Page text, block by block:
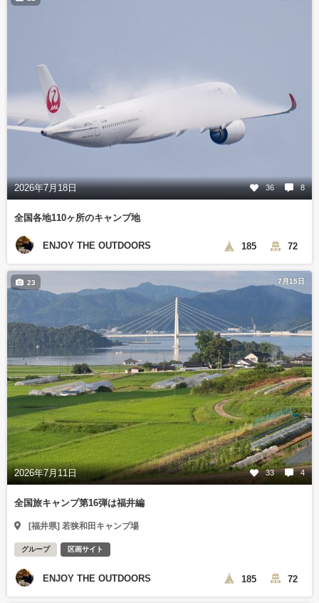
2026年7月18日 36 8
全国各地110ヶ所のキャンプ地
ENJOY THE OUTDOORS 185 72
7月15日
2026年7月11日 33 4
23
全国旅キャンプ第16弾は福井編
[福井県] 若狭和田キャンプ場
グループ 区画サイト
ENJOY THE OUTDOORS 185 72